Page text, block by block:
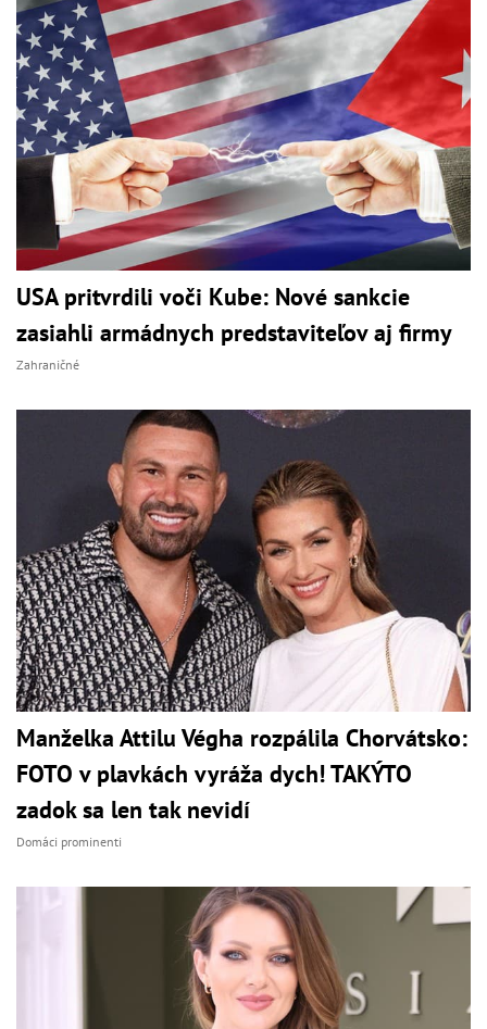
USA pritvrdili voči Kube: Nové sankcie
zasiahli armádnych predstaviteľov aj firmy
Zahraničné
Manželka Attilu Végha rozpálila Chorvátsko:
FOTO v plavkách vyráža dych! TAKÝTO
zadok sa len tak nevidí
Domáci prominenti